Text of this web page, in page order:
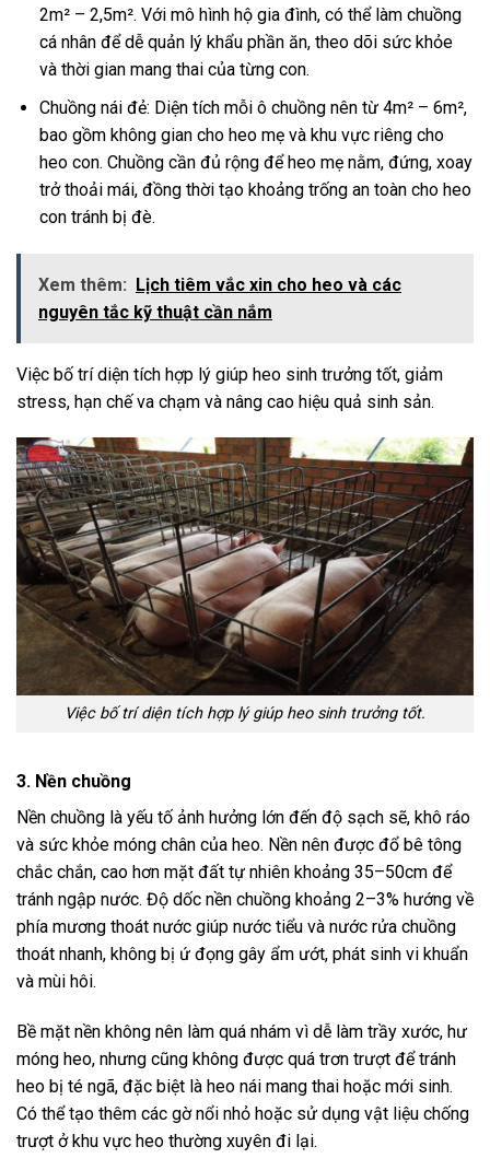
2m² – 2,5m². Với mô hình hộ gia đình, có thể làm chuồng
cá nhân để dễ quản lý khẩu phần ăn, theo dõi sức khỏe
và thời gian mang thai của từng con.
Chuồng nái đẻ: Diện tích mỗi ô chuồng nên từ 4m² – 6m²,
bao gồm không gian cho heo mẹ và khu vực riêng cho
heo con. Chuồng cần đủ rộng để heo mẹ nằm, đứng, xoay
trở thoải mái, đồng thời tạo khoảng trống an toàn cho heo
con tránh bị đè.
Xem thêm: Lịch tiêm vắc xin cho heo và các
nguyên tắc kỹ thuật cần nắm
Việc bố trí diện tích hợp lý giúp heo sinh trưởng tốt, giảm
stress, hạn chế va chạm và nâng cao hiệu quả sinh sản.
Việc bố trí diện tích hợp lý giúp heo sinh trưởng tốt.
3. Nền chuồng
Nền chuồng là yếu tố ảnh hưởng lớn đến độ sạch sẽ, khô ráo
và sức khỏe móng chân của heo. Nền nên được đổ bê tông
chắc chắn, cao hơn mặt đất tự nhiên khoảng 35–50cm để
tránh ngập nước. Độ dốc nền chuồng khoảng 2–3% hướng về
phía mương thoát nước giúp nước tiểu và nước rửa chuồng
thoát nhanh, không bị ứ đọng gây ẩm ướt, phát sinh vi khuẩn
và mùi hôi.
Bề mặt nền không nên làm quá nhám vì dễ làm trầy xước, hư
móng heo, nhưng cũng không được quá trơn trượt để tránh
heo bị té ngã, đặc biệt là heo nái mang thai hoặc mới sinh.
Có thể tạo thêm các gờ nổi nhỏ hoặc sử dụng vật liệu chống
trượt ở khu vực heo thường xuyên đi lại.